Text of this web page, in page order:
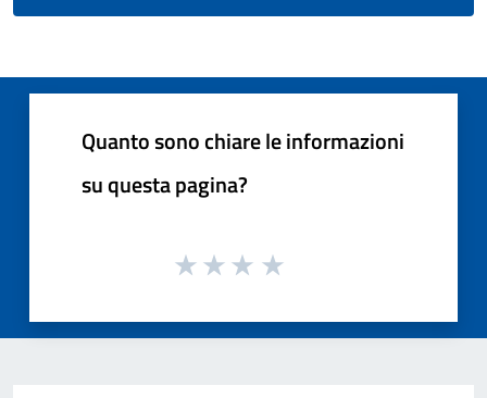
Quanto sono chiare le informazioni
su questa pagina?